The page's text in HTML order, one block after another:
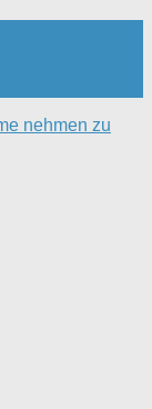
nehmen zu